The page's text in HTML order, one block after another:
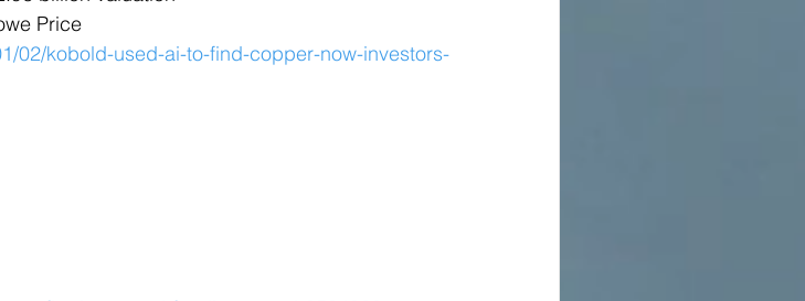
Price
02/kobold-used-ai-to-find-copper-now-investors-